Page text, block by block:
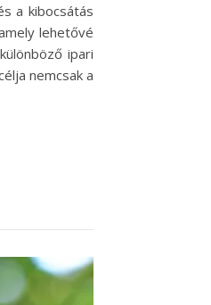
a kibocsátás
lehetővé
ipari
nemcsak a